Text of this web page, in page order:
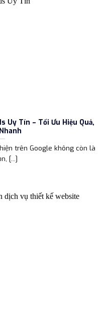
Uy Tín – Tối Ưu Hiệu Quả,
trên Google không còn là
[...]